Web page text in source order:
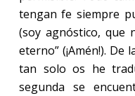
tengan fe siempre
(soy agnóstico, que
eterno” (¡Amén!).
tan solo os he
segunda se